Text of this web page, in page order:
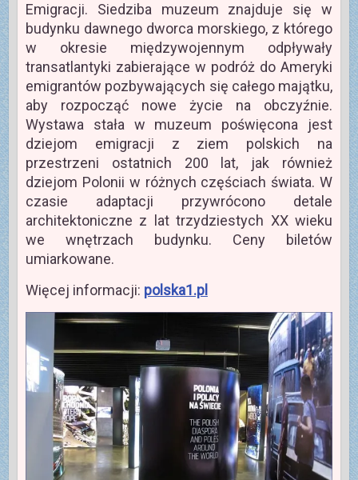
Emigracji. Siedziba muzeum znajduje się w
budynku dawnego dworca morskiego, z którego
w okresie międzywojennym odpływały
transatlantyki zabierające w podróż do Ameryki
emigrantów pozbywających się całego majątku,
aby rozpocząć nowe życie na obczyźnie.
Wystawa stała w muzeum poświęcona jest
dziejom emigracji z ziem polskich na
przestrzeni ostatnich 200 lat, jak również
dziejom Polonii w różnych częściach świata. W
czasie adaptacji przywrócono detale
architektoniczne z lat trzydziestych XX wieku
we wnętrzach budynku. Ceny biletów
umiarkowane.
Więcej informacji: polska1.pl